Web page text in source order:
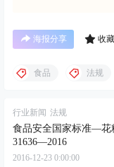
海报分享 收藏
食品 法规
行业新闻 法规
食品安全国家标准—花
31636—2016
2016-12-23 0:00:00